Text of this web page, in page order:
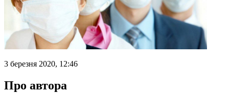
3 березня 2020, 12:46
Про автора